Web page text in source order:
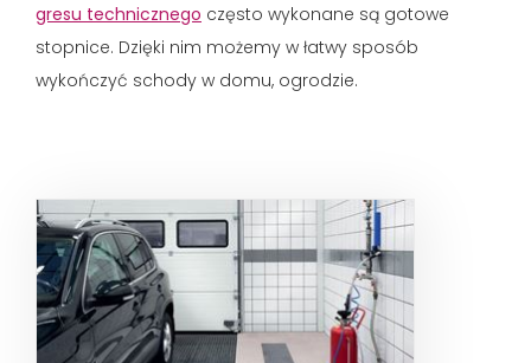
gresu technicznego często wykonane są gotowe
stopnice. Dzięki nim możemy w łatwy sposób
wykończyć schody w domu, ogrodzie.